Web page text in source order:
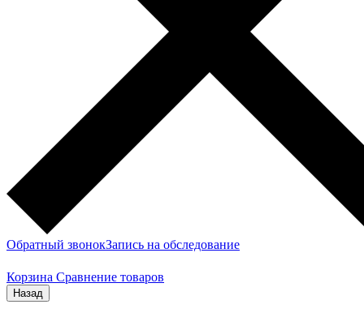
Обратный звонокЗапись на обследование
Корзина Сравнение товаров
Назад